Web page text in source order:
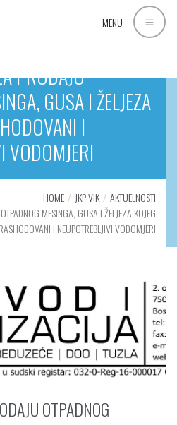
MENU
PRODAJU
GUSA I ŽELJEZA
I
VODOMJERI
HOME JKP VIK
AKTUELNOSTI
MESINGA, GUSA I ŽELJEZA KOJEG
I NEUPOTREBLJIVI VODOMJERI
OTPADNOG